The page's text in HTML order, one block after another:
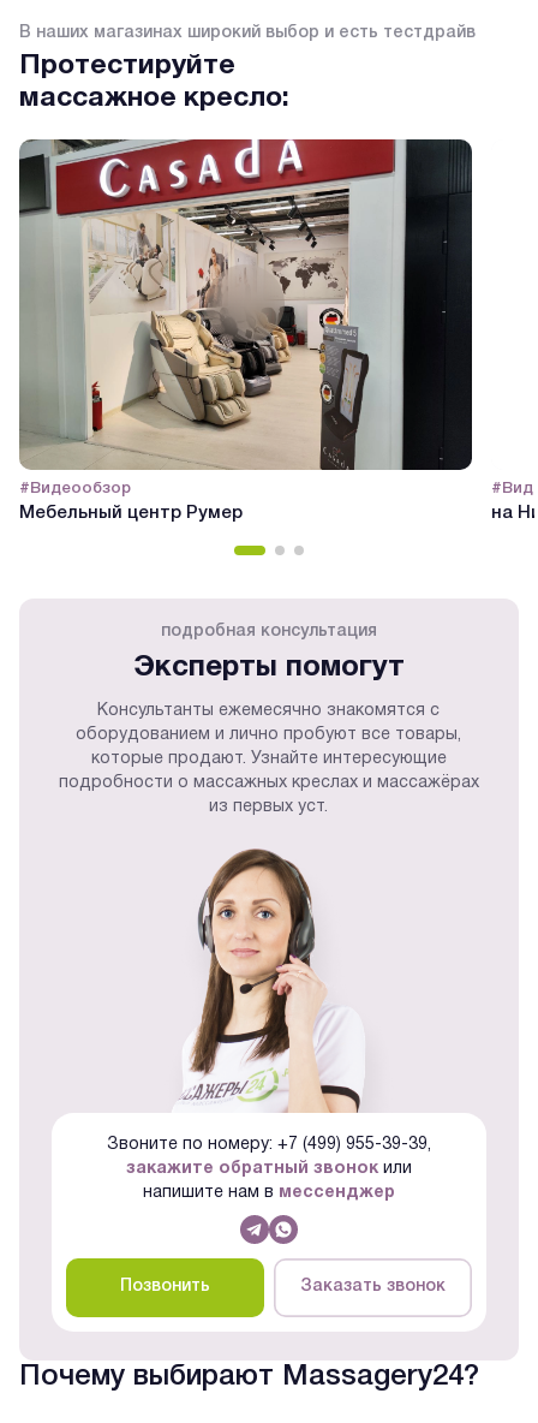
В наших магазинах широкий выбор и есть тестдрайв
Протестируйте
массажное кресло:
#Видеообзор
Мебельный центр Румер на
подробная консультация
Эксперты помогут
Консультанты ежемесячно знакомятся с
оборудованием и лично пробуют все товары,
которые продают. Узнайте интересующие
подробности о массажных креслах и массажёрах
из первых уст.
Звоните по номеру: +7 (499) 955-39-39,
закажите обратный звонокили
напишите нам в мессенджер
Позвонить Заказать звонок
Почему выбирают Massagery24?